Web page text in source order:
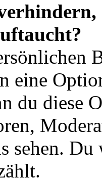
eine
du diese
sehen.